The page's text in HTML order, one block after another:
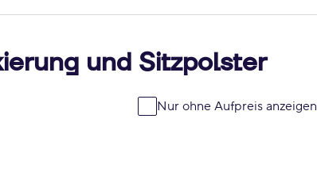
und Sitzpolster
Nur ohne Aufpreis anzeigen